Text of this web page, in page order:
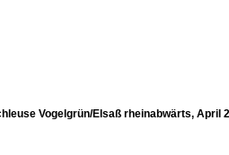
Vogelgrün/Elsaß rheinabwärts, April